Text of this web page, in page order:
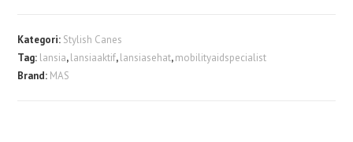
by
Stylish
Kategori: Stylish Canes
Tag: lansia,lansiaaktif,lansiasehat,mobilityaidspecialist
Brand: MAS